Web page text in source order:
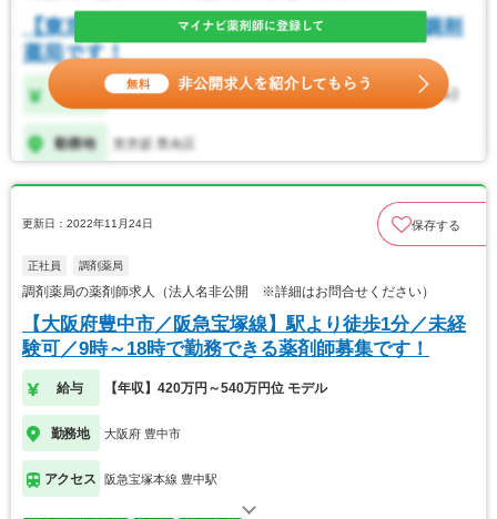
更新日：2022年11月24日 保存する
正社員 調剤薬局
調剤薬局の薬剤師求人（法人名非公開 ※詳細はお問合せください）
【大阪府豊中市／阪急宝塚線】駅より徒歩1分／未経
験可／9時～18時で勤務できる薬剤師募集です！
給与 【年収】420万円～540万円位 モデル
勤務地 大阪府 豊中市
アクセス 阪急宝塚本線 豊中駅